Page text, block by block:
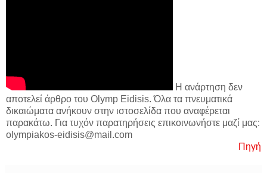
Η ανάρτηση δεν
αποτελεί άρθρο του Olymp Eidisis. Όλα τα πνευματικά
δικαιώματα ανήκουν στην ιστοσελίδα που αναφέρεται
παρακάτω. Για τυχόν παρατηρήσεις επικοινωνήστε μαζί μας:
olympiakos-eidisis@mail.com
Πηγή